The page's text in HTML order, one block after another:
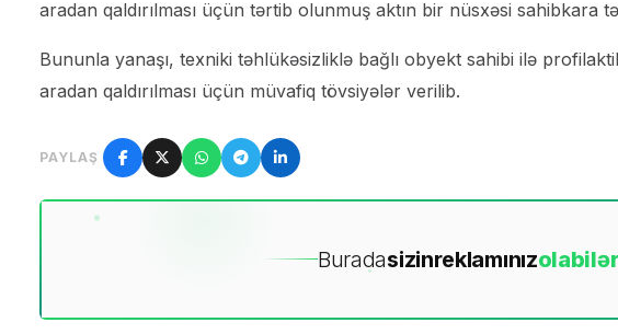
aradan qaldırılması üçün tərtib olunmuş aktın bir nüsxəsi sahibkara
Bununla yanaşı, texniki təhlükəsizliklə bağlı obyekt sahibi ilə
aradan qaldırılması üçün müvafiq tövsiyələr verilib.
PAYLAŞ
Buradasizinreklamınızola